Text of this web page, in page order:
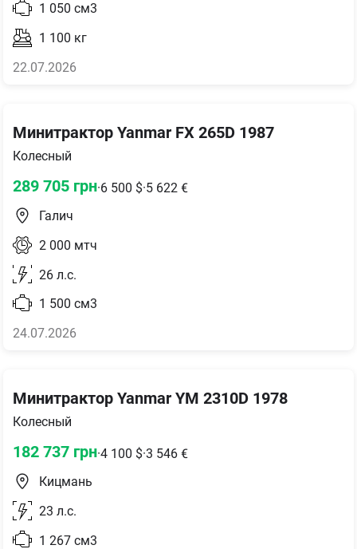
1 050 см3
1 100 кг
22.07.2026
Минитрактор Yanmar FX 265D 1987
Колесный
289 705 грн·6 500 $·5 622 €
Галич
2 000 мтч
26 л.с.
1 500 см3
24.07.2026
Минитрактор Yanmar YM 2310D 1978
Колесный
182 737 грн·4 100 $·3 546 €
Кицмань
23 л.с.
1 267 см3